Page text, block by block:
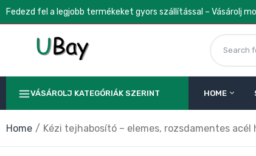
Fedezd fel a legjobb termékeket gyors szállítással – Vásárolj
VÁSÁROLJ KATEGÓRIÁK SZERINT HOME
Home Kézi tejhabosító – elemes, rozsdamentes